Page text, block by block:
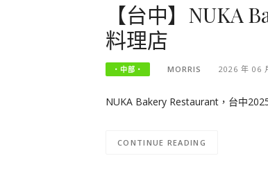
【台中】NUKA
料理店
‧中部‧ MORRIS 2026 年 06
NUKA Bakery Restaurant，台中
CONTINUE READING